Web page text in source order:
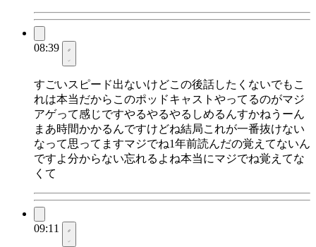
08:39
すごいスピード出ないけどこの後話したくないでもこ
れは本当だからこのポッドキャストやってるのがマジ
アゲって感じですやるやるやるしめるんすかねうーん
まあ時間かかるんですけどね結局これが一番抜けない
なって思ってますマジでね1年前読んだの覚えてないん
ですよ分からない忘れるよね本当にマジでね覚えてな
くて
09:11